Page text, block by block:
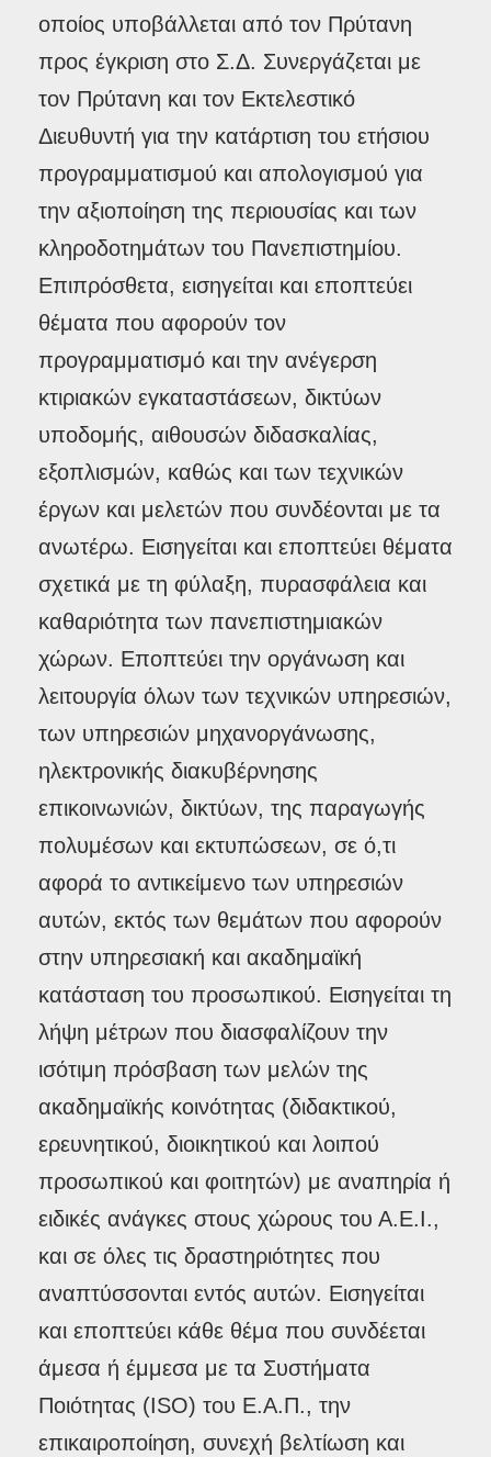
οποίος υποβάλλεται από τον Πρύτανη
προς έγκριση στο Σ.Δ. Συνεργάζεται με
τον Πρύτανη και τον Εκτελεστικό
Διευθυντή για την κατάρτιση του ετήσιου
προγραμματισμού και απολογισμού για
την αξιοποίηση της περιουσίας και των
κληροδοτημάτων του Πανεπιστημίου.
Επιπρόσθετα, εισηγείται και εποπτεύει
θέματα που αφορούν τον
προγραμματισμό και την ανέγερση
κτιριακών εγκαταστάσεων, δικτύων
υποδομής, αιθουσών διδασκαλίας,
εξοπλισμών, καθώς και των τεχνικών
έργων και μελετών που συνδέονται με τα
ανωτέρω. Εισηγείται και εποπτεύει θέματα
σχετικά με τη φύλαξη, πυρασφάλεια και
καθαριότητα των πανεπιστημιακών
χώρων. Εποπτεύει την οργάνωση και
λειτουργία όλων των τεχνικών υπηρεσιών,
των υπηρεσιών μηχανοργάνωσης,
ηλεκτρονικής διακυβέρνησης
επικοινωνιών, δικτύων, της παραγωγής
πολυμέσων και εκτυπώσεων, σε ό,τι
αφορά το αντικείμενο των υπηρεσιών
αυτών, εκτός των θεμάτων που αφορούν
στην υπηρεσιακή και ακαδημαϊκή
κατάσταση του προσωπικού. Εισηγείται τη
λήψη μέτρων που διασφαλίζουν την
ισότιμη πρόσβαση των μελών της
ακαδημαϊκής κοινότητας (διδακτικού,
ερευνητικού, διοικητικού και λοιπού
προσωπικού και φοιτητών) με αναπηρία ή
ειδικές ανάγκες στους χώρους του Α.Ε.Ι.,
και σε όλες τις δραστηριότητες που
αναπτύσσονται εντός αυτών. Εισηγείται
και εποπτεύει κάθε θέμα που συνδέεται
άμεσα ή έμμεσα με τα Συστήματα
Ποιότητας (ISO) του Ε.Α.Π., την
επικαιροποίηση, συνεχή βελτίωση και